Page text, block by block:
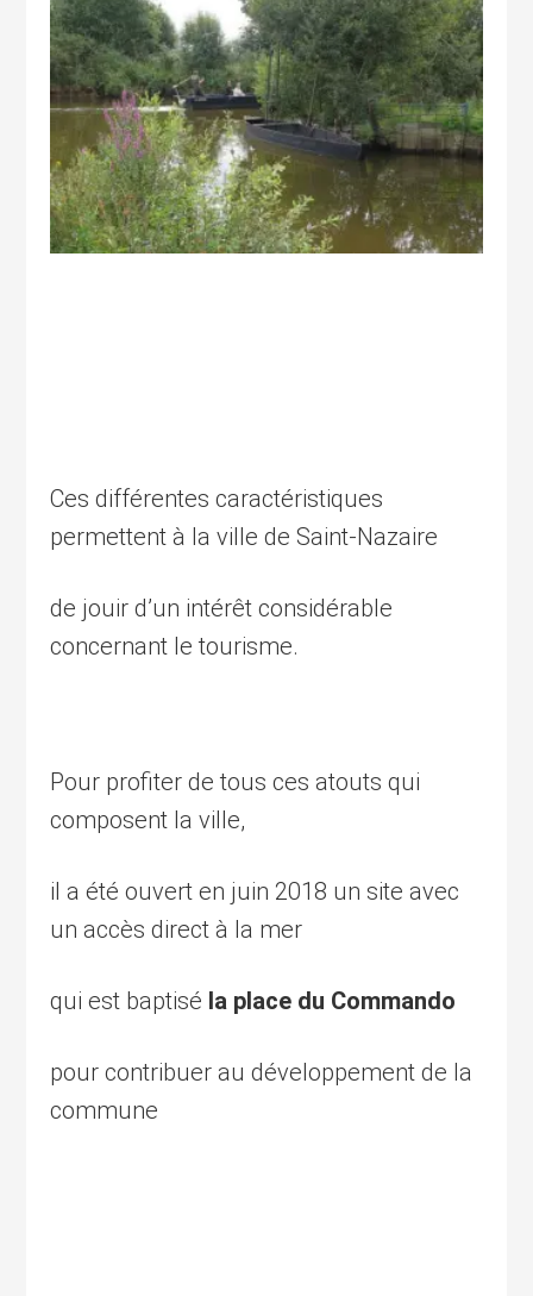
Ces différentes caractéristiques
permettent à la ville de Saint-Nazaire
de jouir d’un intérêt considérable
concernant le tourisme.
Pour profiter de tous ces atouts qui
composent la ville,
il a été ouvert en juin 2018 un site avec
un accès direct à la mer
qui est baptisé la place du Commando
pour contribuer au développement de la
commune